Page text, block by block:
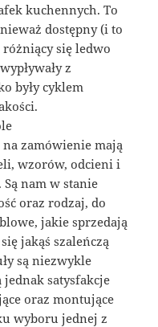
kuchennych. To
dostępny (i to
różniący się ledwo
z
były cyklem
zamówienie mają
wzorów, odcieni i
nam w stanie
oraz rodzaj, do
jakie sprzedają
jakąś szaleńczą
są niezwykle
satysfakcje
oraz montujące
wyboru jednej z